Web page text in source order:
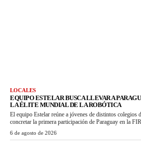
LOCALES
EQUIPO ESTELAR BUSCA LLEVAR A
LA ÉLITE MUNDIAL DE LA ROBÓTICA
El equipo Estelar reúne a jóvenes de distintos colegios
concretar la primera participación de Paraguay en la
6 de agosto de 2026